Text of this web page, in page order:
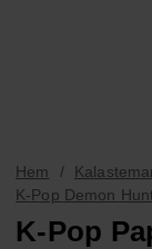
Hem
K-Pop Demon
K-Pop